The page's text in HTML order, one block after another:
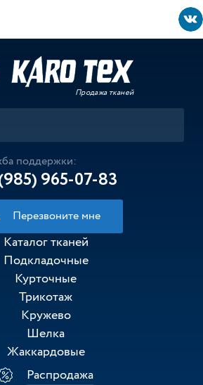
Продажа тканей
поддержки:
965-07-83
Перезвоните мне
Каталог тканей
Подкладочные
Курточные
Трикотаж
Кружево
Шелка
Жаккардовые
Распродажа